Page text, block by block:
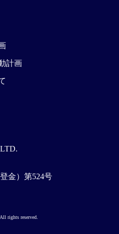
金）第524号
計画
rights reserved.